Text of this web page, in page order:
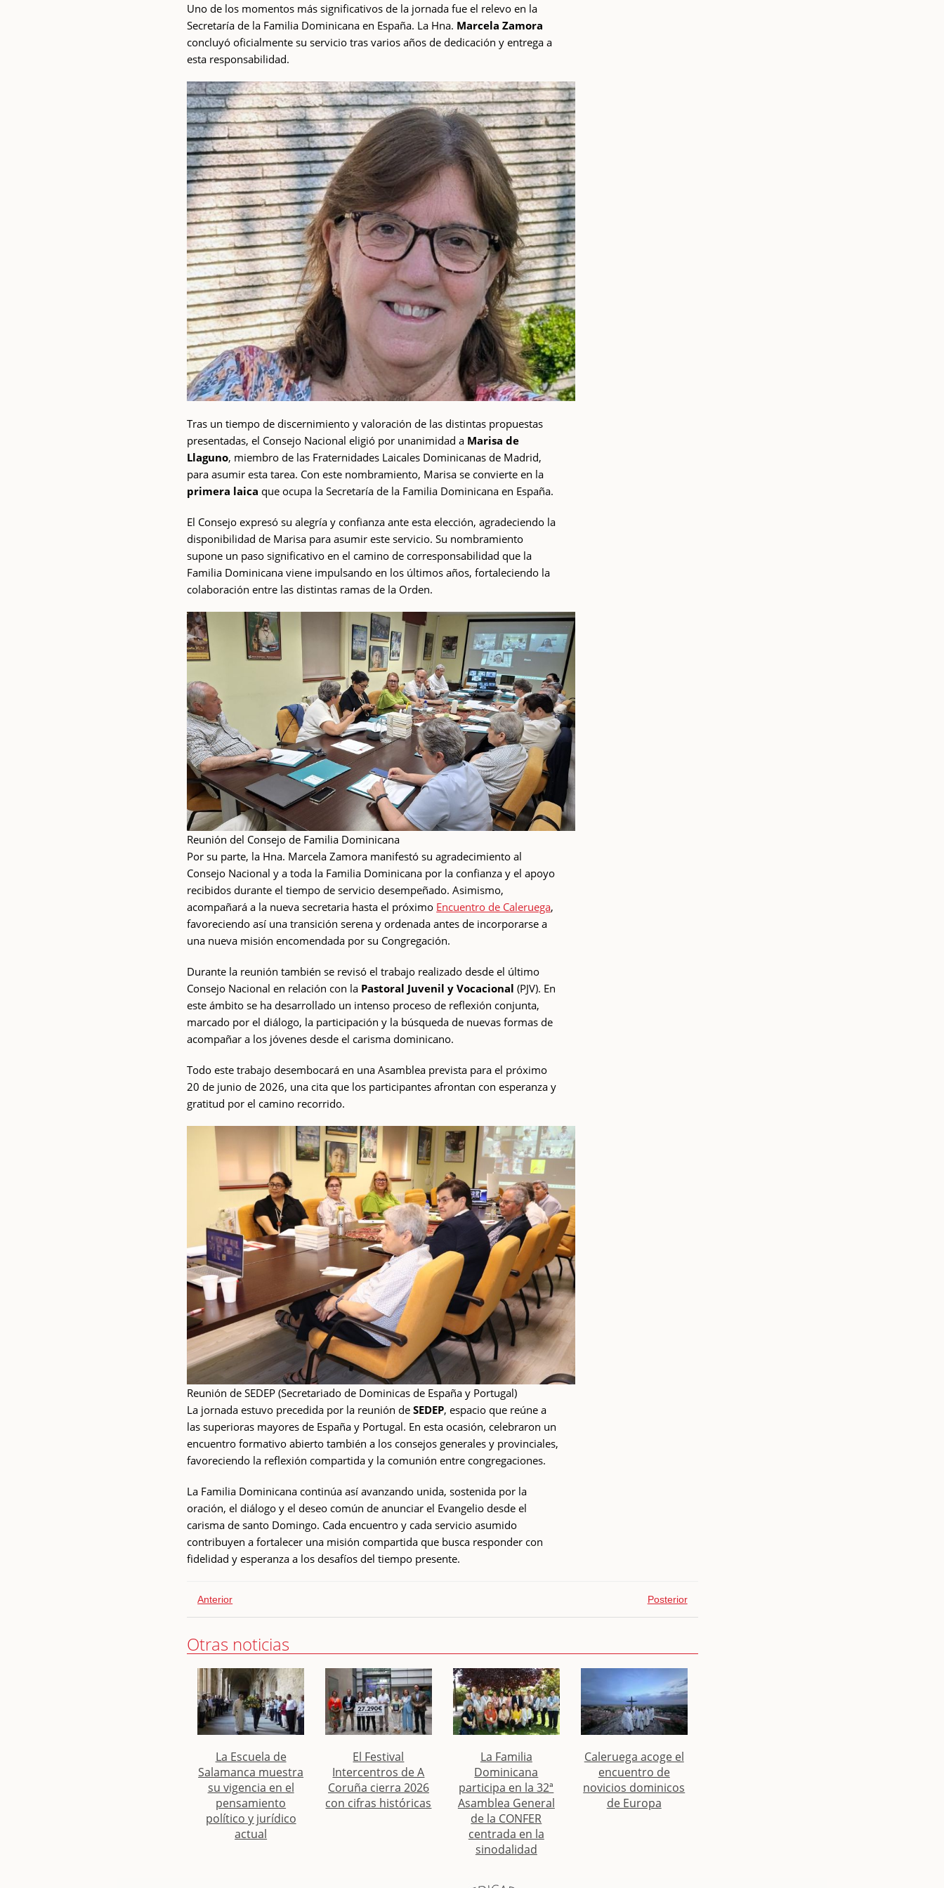
Uno de los momentos más significativos de la jornada fue el relevo en la
Secretaría de la Familia Dominicana en España. La Hna. Marcela Zamora
concluyó oficialmente su servicio tras varios años de dedicación y entrega a
esta responsabilidad.
Tras un tiempo de discernimiento y valoración de las distintas propuestas
presentadas, el Consejo Nacional eligió por unanimidad a Marisa de
Llaguno, miembro de las Fraternidades Laicales Dominicanas de Madrid,
para asumir esta tarea. Con este nombramiento, Marisa se convierte en la
primera laica que ocupa la Secretaría de la Familia Dominicana en España.
El Consejo expresó su alegría y confianza ante esta elección, agradeciendo la
disponibilidad de Marisa para asumir este servicio. Su nombramiento
supone un paso significativo en el camino de corresponsabilidad que la
Familia Dominicana viene impulsando en los últimos años, fortaleciendo la
colaboración entre las distintas ramas de la Orden.
Reunión del Consejo de Familia Dominicana
Por su parte, la Hna. Marcela Zamora manifestó su agradecimiento al
Consejo Nacional y a toda la Familia Dominicana por la confianza y el apoyo
recibidos durante el tiempo de servicio desempeñado. Asimismo,
acompañará a la nueva secretaria hasta el próximo Encuentro de Caleruega,
favoreciendo así una transición serena y ordenada antes de incorporarse a
una nueva misión encomendada por su Congregación.
Durante la reunión también se revisó el trabajo realizado desde el último
Consejo Nacional en relación con la Pastoral Juvenil y Vocacional (PJV). En
este ámbito se ha desarrollado un intenso proceso de reflexión conjunta,
marcado por el diálogo, la participación y la búsqueda de nuevas formas de
acompañar a los jóvenes desde el carisma dominicano.
Todo este trabajo desembocará en una Asamblea prevista para el próximo
20 de junio de 2026, una cita que los participantes afrontan con esperanza y
gratitud por el camino recorrido.
Reunión de SEDEP (Secretariado de Dominicas de España y Portugal)
La jornada estuvo precedida por la reunión deSEDEP, espacio que reúne a
las superioras mayores de España y Portugal. En esta ocasión, celebraron un
encuentro formativo abierto también a los consejos generales y provinciales,
favoreciendo la reflexión compartida y la comunión entre congregaciones.
La Familia Dominicana continúa así avanzando unida, sostenida por la
oración, el diálogo y el deseo común de anunciar el Evangelio desde el
carisma de santo Domingo. Cada encuentro y cada servicio asumido
contribuyen a fortalecer una misión compartida que busca responder con
fidelidad y esperanza a los desafíos del tiempo presente.
Anterior Posterior
Otras noticias
La Escuela de
Salamanca muestra
su vigencia en el
pensamiento
político y jurídico
actual
El Festival
Intercentros de A
Coruña cierra 2026
con cifras históricas
La Familia
Dominicana
participa en la 32ª
Asamblea General
de la CONFER
centrada en la
sinodalidad
Caleruega acoge el
encuentro de
novicios dominicos
de Europa